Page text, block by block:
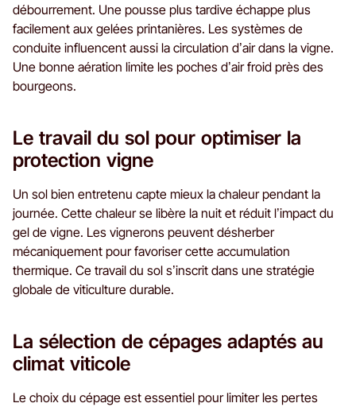
débourrement. Une pousse plus tardive échappe plus
facilement aux gelées printanières. Les systèmes de
conduite influencent aussi la circulation d’air dans la vigne.
Une bonne aération limite les poches d’air froid près des
bourgeons.
Le travail du sol pour optimiser la
protection vigne
Un sol bien entretenu capte mieux la chaleur pendant la
journée. Cette chaleur se libère la nuit et réduit l’impact du
gel de vigne. Les vignerons peuvent désherber
mécaniquement pour favoriser cette accumulation
thermique. Ce travail du sol s’inscrit dans une stratégie
globale de viticulture durable.
La sélection de cépages adaptés au
climat viticole
Le choix du cépage est essentiel pour limiter les pertes